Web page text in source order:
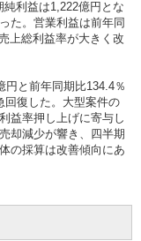
利益は1,222億円とな
た。営業利益は前年同
上総利益率が大きく改
円と前年同期比134.4％
回復した。大型案件の
益率押し上げに寄与し
却減少が響き、四半期
の採算は改善傾向にあ
当期純利益は1,700億
、純利益は9.7％増とな